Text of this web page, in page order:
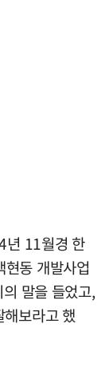
년 11월경 한
동 개발사업
말을 들었고,
보라고 했